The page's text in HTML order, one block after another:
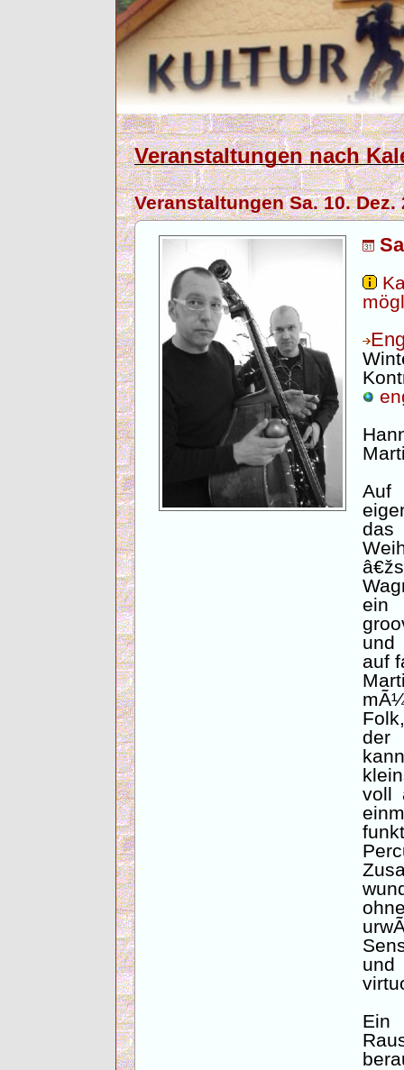
Veranstaltungen nach
Veranstaltungen Sa. 10. Dez.
ein
und
auf
der
voll
und